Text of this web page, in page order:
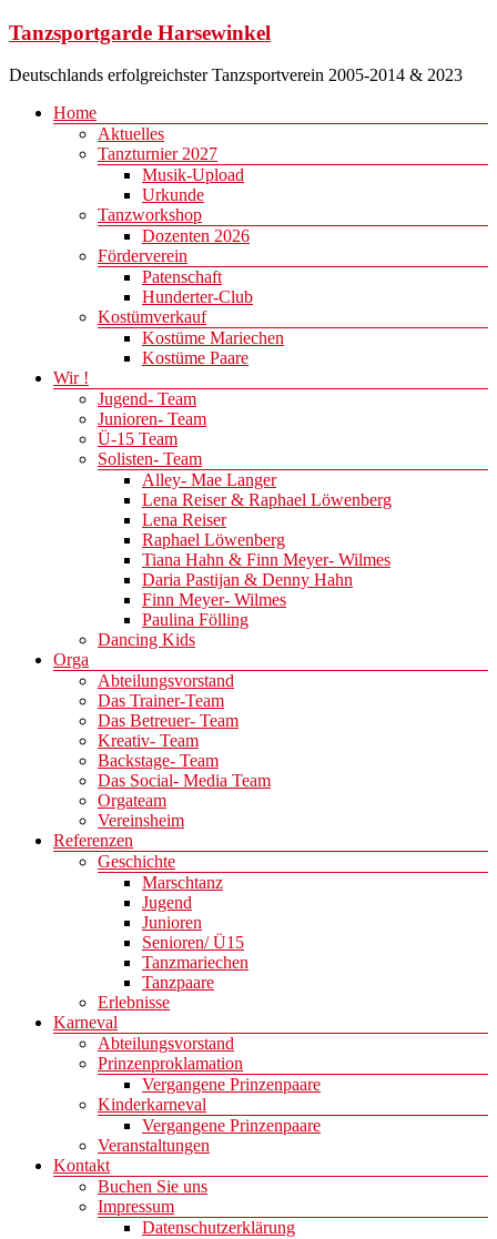
Zum
springen
Tanzsportgarde Harsewinkel
Deutschlands erfolgreichster Tanzsportverein 2005-2014 & 2023
Menü
Home
Aktuelles
Tanzturnier 2027
Musik-Upload
Urkunde
Tanzworkshop
Dozenten 2026
Förderverein
Patenschaft
Hunderter-Club
Kostümverkauf
Kostüme Mariechen
Kostüme Paare
Wir !
Jugend- Team
Junioren- Team
Ü-15 Team
Solisten- Team
Alley- Mae Langer
Lena Reiser & Raphael Löwenberg
Lena Reiser
Raphael Löwenberg
Tiana Hahn & Finn Meyer- Wilmes
Daria Pastijan & Denny Hahn
Finn Meyer- Wilmes
Paulina Fölling
Dancing Kids
Orga
Abteilungsvorstand
Das Trainer-Team
Das Betreuer- Team
Kreativ- Team
Backstage- Team
Das Social- Media Team
Orgateam
Vereinsheim
Referenzen
Geschichte
Marschtanz
Jugend
Junioren
Senioren/ Ü15
Tanzmariechen
Tanzpaare
Erlebnisse
Karneval
Abteilungsvorstand
Prinzenproklamation
Vergangene Prinzenpaare
Kinderkarneval
Vergangene Prinzenpaare
Veranstaltungen
Kontakt
Buchen Sie uns
Impressum
Datenschutzerklärung